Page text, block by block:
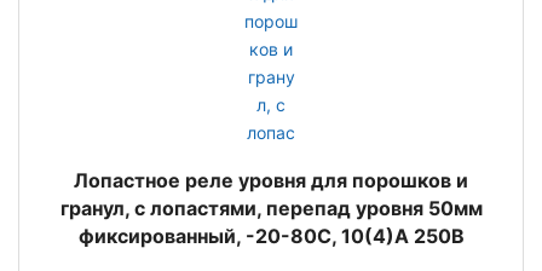
Лопастное реле уровня для порошков и
гранул, с лопастями, перепад уровня 50мм
фиксированный, -20-80C, 10(4)A 250В